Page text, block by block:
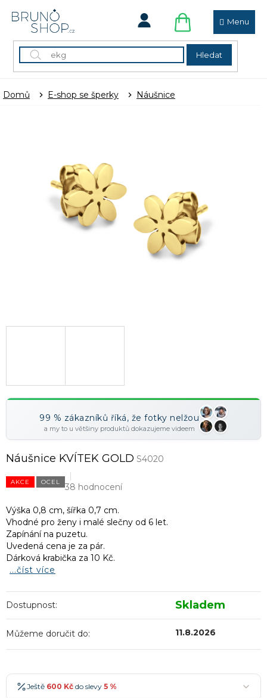
Hledat
NÁKUPNÍ
KOŠÍK
Domů E-shop se šperky Náušnice
99 % zákazníků říká, že fotky nelžou
a my to u většiny produktů dokazujeme videem
Náušnice KVÍTEK GOLD S4020
AKCE OCEL 38 hodnocení
Výška 0,8 cm, šířka 0,7 cm.
Vhodné pro ženy i malé slečny od 6 let.
Zapínání na puzetu.
Uvedená cena je za pár.
Dárková krabička za 10 Kč.
...číst více
Dostupnost: Skladem
Můžeme doručit do: 11.8.2026
Ještě 600 Kč do slevy 5 %